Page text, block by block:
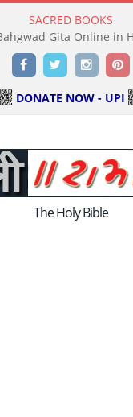
SACRED BOOKS
Gita Online in
FacebookTwitterInstagram
DONATE NOW - UPI
The Holy Bible